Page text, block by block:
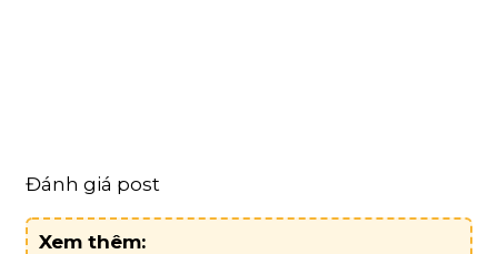
Đánh giá post
Xem thêm: